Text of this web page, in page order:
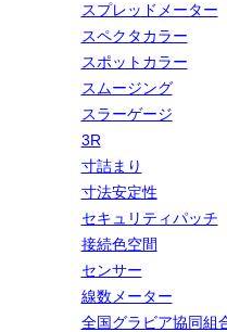
スプレッドメーター
スペクタカラー
スポットカラー
スムージング
スラーゲージ
3R
寸詰まり
寸法安定性
セキュリティパッチ
接続色空間
センサー
線数メーター
全国グラビア協同組